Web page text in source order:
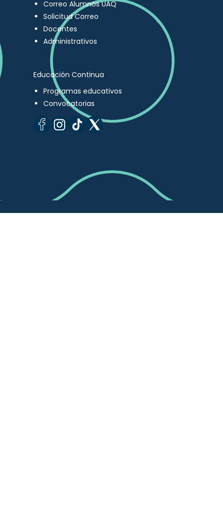
Correo Alumnos UAQ
Solicitud Correo
Docentes
Administrativos
Educación Continua
Programas educativos
Convocatorias